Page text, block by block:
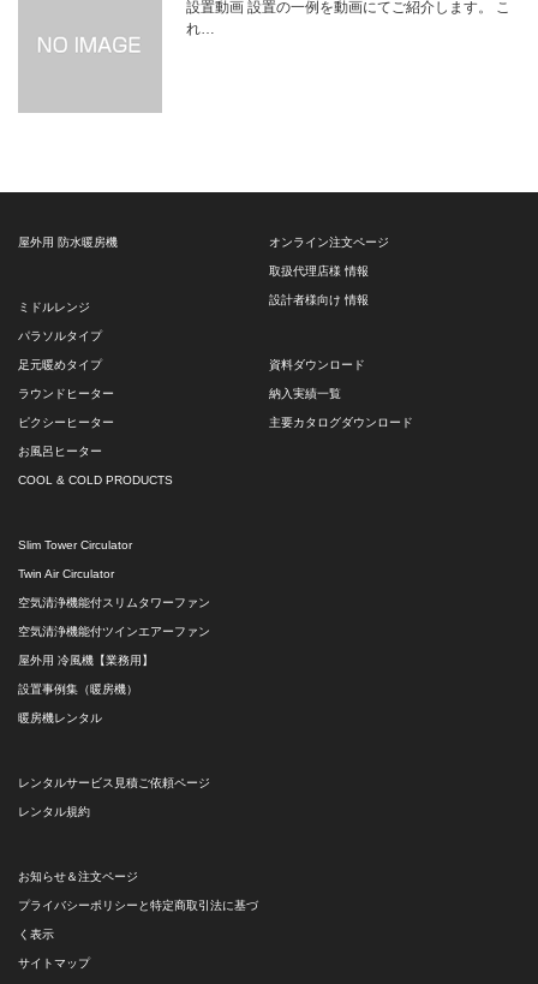
設置動画 設置の一例を動画にてご紹介します。 こ
れ…
屋外用 防水暖房機
ミドルレンジ
パラソルタイプ
足元暖めタイプ
ラウンドヒーター
ピクシーヒーター
お風呂ヒーター
COOL & COLD PRODUCTS
Slim Tower Circulator
Twin Air Circulator
空気清浄機能付スリムタワーファン
空気清浄機能付ツインエアーファン
屋外用 冷風機【業務用】
設置事例集（暖房機）
暖房機レンタル
レンタルサービス見積ご依頼ページ
レンタル規約
オンライン注文ページ
取扱代理店様 情報
設計者様向け 情報
資料ダウンロード
納入実績一覧
主要カタログダウンロード
お知らせ＆注文ページ
プライバシーポリシーと特定商取引法に基づ
く表示
サイトマップ